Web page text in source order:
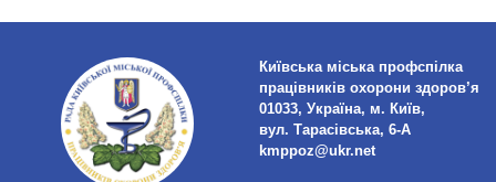
Київська міська профспілка
працівників охорони здоров’я
01033, Україна, м. Київ,
вул. Тарасівська, 6-А
kmppoz@ukr.net